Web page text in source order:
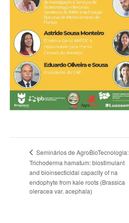
Seminários de AgroBioTecnologia:
Trichoderma hamatum: biostimulant
and bioinsecticidal capacity of na
endophyte from kale roots (Brassica
oleracea var. acephala)